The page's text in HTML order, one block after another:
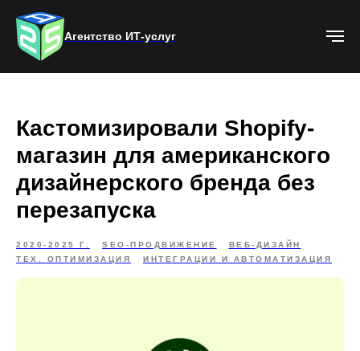
Агентство ИТ-услуг
Кастомизировали Shopify-
магазин для американского
дизайнерского бренда без
перезапуска
2020-2025 Г. SEO-ПРОДВИЖЕНИЕ
ВЕБ-ДИЗАЙН
ТЕХ. ОПТИМИЗАЦИЯ
ИНТЕГРАЦИИ И АВТОМАТИЗАЦИЯ